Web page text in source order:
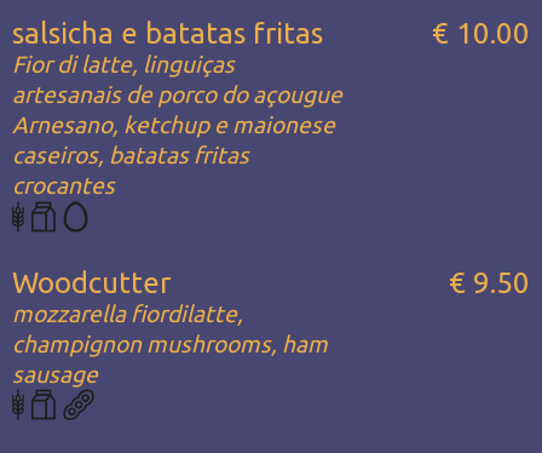
salsicha e batatas fritas
Fior di latte, linguiças
artesanais de porco do açougue
Arnesano, ketchup e maionese
caseiros, batatas fritas
crocantes
€ 10.00
Woodcutter
mozzarella fiordilatte,
champignon mushrooms, ham
sausage
€ 9.50